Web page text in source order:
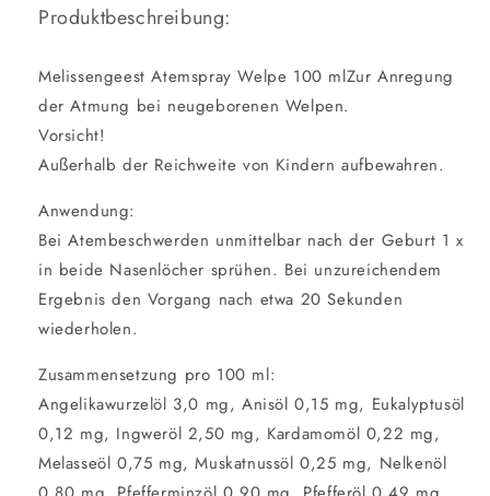
Produktbeschreibung:
Melissengeest Atemspray Welpe 100 mlZur Anregung
der Atmung bei neugeborenen Welpen.
Vorsicht!
Außerhalb der Reichweite von Kindern aufbewahren.
Anwendung:
Bei Atembeschwerden unmittelbar nach der Geburt 1 x
in beide Nasenlöcher sprühen. Bei unzureichendem
Ergebnis den Vorgang nach etwa 20 Sekunden
wiederholen.
Zusammensetzung pro 100 ml:
Angelikawurzelöl 3,0 mg, Anisöl 0,15 mg, Eukalyptusöl
0,12 mg, Ingweröl 2,50 mg, Kardamomöl 0,22 mg,
Melasseöl 0,75 mg, Muskatnussöl 0,25 mg, Nelkenöl